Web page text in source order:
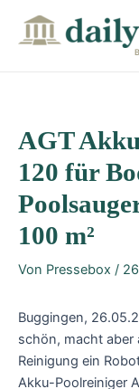
AGT
120 für
100 m²
Von Pressebox /
Buggingen,
schön, macht aber
Reinigung ein
Akku-Poolreiniger